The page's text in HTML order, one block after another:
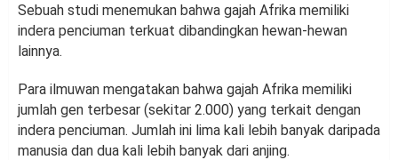
Sebuah studi menemukan bahwa gajah Afrika memiliki
indera penciuman terkuat dibandingkan hewan-hewan
lainnya.
Para ilmuwan mengatakan bahwa gajah Afrika memiliki
jumlah gen terbesar (sekitar 2.000) yang terkait dengan
indera penciuman. Jumlah ini lima kali lebih banyak daripada
manusia dan dua kali lebih banyak dari anjing.